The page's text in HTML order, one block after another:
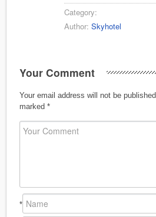
Category:
Author: Skyhotel
Your Comment
Your email address will not be published.
marked *
*